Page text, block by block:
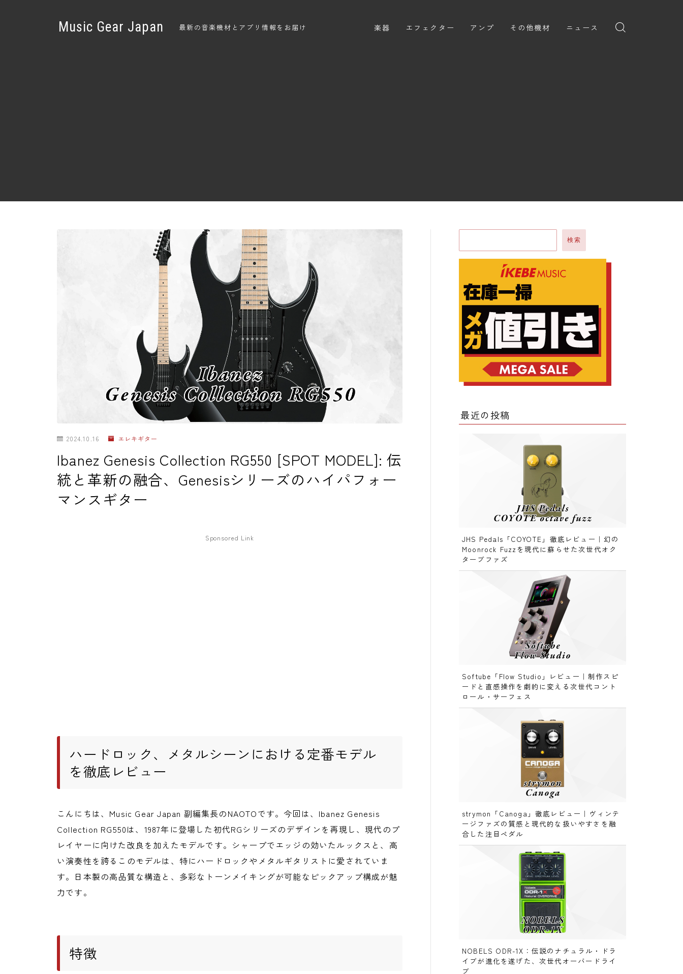
Music Gear Japan 最新の音楽機材とアプリ情報をお届け 楽器 エフェクター
フィルター
マルチエフェクター
アンプ その他機材 ニュース
2024.10.16 エレキギター
Ibanez Genesis Collection RG550 [SPOT MODEL]: 伝
統と革新の融合、Genesisシリーズのハイパフォー
マンスギター
Sponsored Link
ハードロック、メタルシーンにおける定番モデル
を徹底レビュー
こんにちは、Music Gear Japan 副編集長のNAOTOです。今回は、Ibanez Genesis
Collection RG550は、1987年に登場した初代RGシリーズのデザインを再現し、現代のプ
レイヤーに向けた改良を加えたモデルです。シャープでエッジの効いたルックスと、高
い演奏性を誇るこのモデルは、特にハードロックやメタルギタリストに愛されていま
す。日本製の高品質な構造と、多彩なトーンメイキングが可能なピックアップ構成が魅
力です。
特徴
検索
最近の投稿
JHS Pedals「COYOTE」徹底レビュー｜幻の
Moonrock Fuzzを現代に蘇らせた次世代オク
ターブファズ
Softube「Flow Studio」レビュー｜制作スピ
ードと直感操作を劇的に変える次世代コント
ロール・サーフェス
strymon「Canoga」徹底レビュー｜ヴィンテ
ージファズの質感と現代的な扱いやすさを融
合した注目ペダル
NOBELS ODR-1X：伝説のナチュラル・ドラ
イブが進化を遂げた、次世代オーバードライ
ブ